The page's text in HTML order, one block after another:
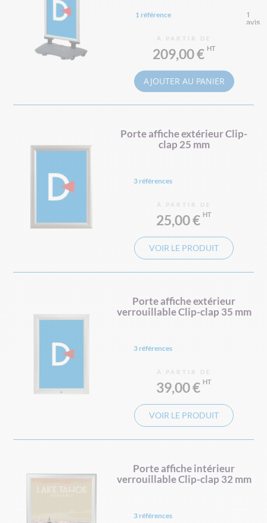
1 référence
À PARTIR DE
209,00 €
AJOUTER AU PANIER
Porte affiche extérieur Clip-
clap 25 mm
3 références
À PARTIR DE
25,00 €
VOIR LE PRODUIT
Porte affiche extérieur
verrouillable Clip-clap 35 mm
3 références
À PARTIR DE
39,00 €
VOIR LE PRODUIT
Porte affiche intérieur
verrouillable Clip-clap 32 mm
3 références